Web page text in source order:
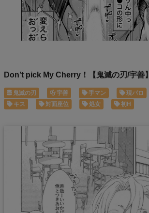
Don’t pick My Cherry！【鬼滅の刃/宇善】
鬼滅の刃 宇善 手マン 現パロ
キス
対面座位 処女 初H